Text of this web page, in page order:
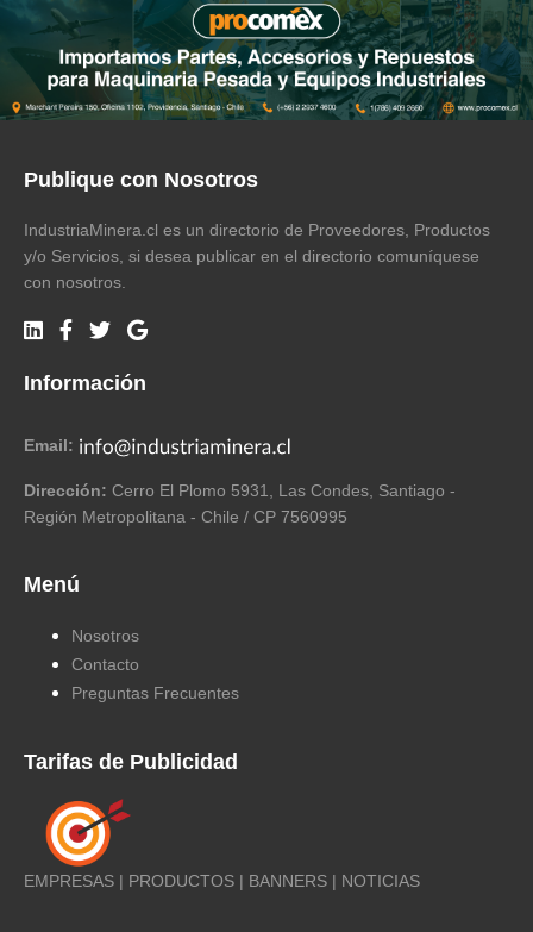
Publique con Nosotros
IndustriaMinera.cl es un directorio de Proveedores, Productos
y/o Servicios, si desea publicar en el directorio comuníquese
con nosotros.
Información
Email:
Dirección: Cerro El Plomo 5931, Las Condes, Santiago -
Región Metropolitana - Chile / CP 7560995
Menú
Nosotros
Contacto
Preguntas Frecuentes
Tarifas de Publicidad
EMPRESAS | PRODUCTOS | BANNERS | NOTICIAS